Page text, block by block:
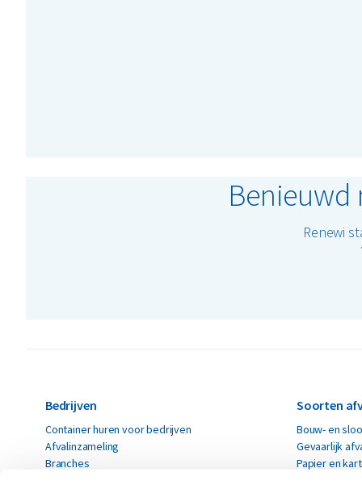
Benieuwd
Renewi
Bedrijven
Container huren voor bedrijven
Afvalinzameling
Branches
Soorten
Bouw- en
Gevaarlijk
Papier en